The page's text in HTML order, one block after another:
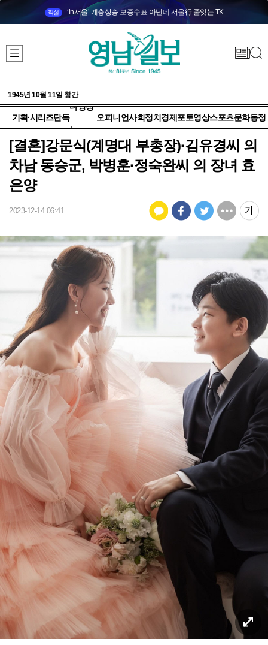
직설 ‘in서울’ 계층상승 보증수표 아닌데 서울行 줄잇는 TK
1945년 10월 11일 창간
기획·시리즈단독
다양성
+
오피니언사회정치 경제 포토영상스포츠문화동정
[결혼]강문식(계명대 부총장)·김유경씨 의
차남 동승군, 박병훈·정숙완씨 의 장녀 효
은양
2023-12-14 06:41